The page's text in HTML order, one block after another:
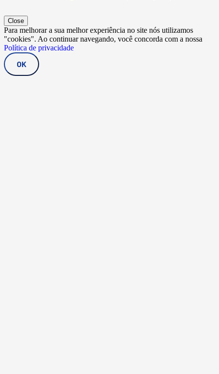
Close
Para melhorar a sua melhor experiência no site nós utilizamos
"cookies". Ao continuar navegando, você concorda com a nossa
Política de privacidade
OK